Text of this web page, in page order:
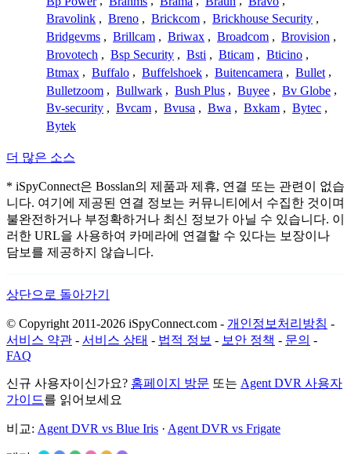
Bravolink , Breno , Brickcom , Brickhouse Security ,
Bridgevms , Brillcam , Briwax , Broadcom , Brovision ,
Brovotech , Bsp Security , Bsti , Bticam , Bticino ,
Btmax , Buffalo , Buffelshoek , Buitencamera , Bullet ,
Bulletzoom , Bullwark , Bush Plus , Buyee , Bv Globe ,
Bv-security , Bvcam , Bvusa , Bwa , Bxkam , Bytec ,
Bytek
더 많은 소스
* iSpyConnect은 Bosslan의 제품과 제휴, 연결 또는 관련이 없습
니다. 여기에 제공된 연결 정보는 커뮤니티에서 수집한 것이며
불완전하거나 부정확하거나 최신 정보가 아닐 수 있습니다. 이
러한 URL을 사용하여 카메라에 연결할 수 있다는 보장이나
담보를 제공하지 않습니다.
상단으로 돌아가기
© Copyright 2011-2026 iSpyConnect.com - 개인정보처리방침 -
서비스 약관 - 서비스 상태 - 법적 정보 - 보안 정책 - 문의 -
FAQ
신규 사용자이신가요? 홈페이지 방문 또는 Agent DVR 사용자
가이드를 읽어보세요
비교: Agent DVR vs Blue Iris · Agent DVR vs Frigate